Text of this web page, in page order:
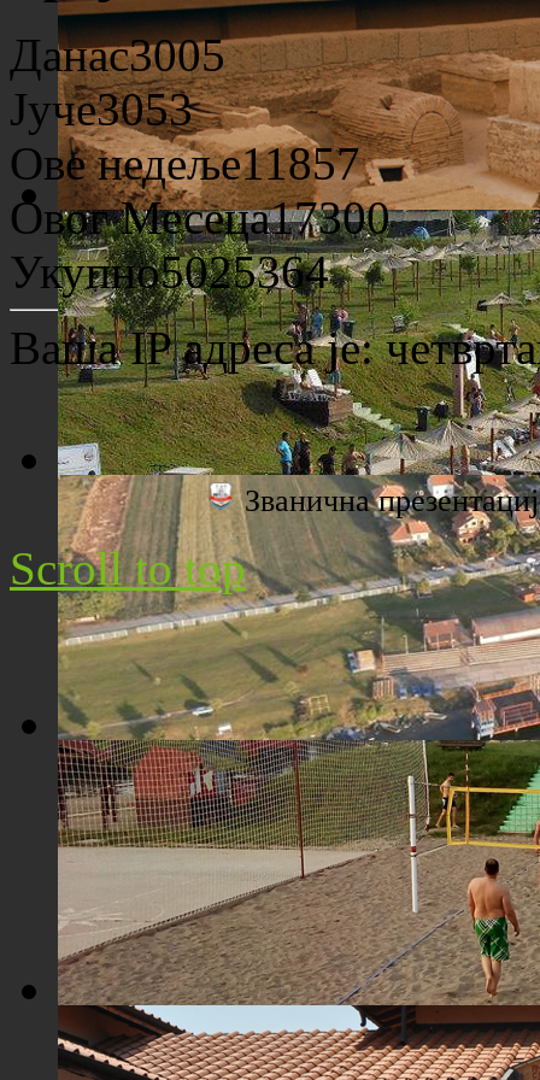
Археолошко налазиште "Viminacium"
Плажа "Топољар" - Поглед са торња
Плажа "Топољар" - Поглед из ваздуха
Плажа "Топољар" - Терени на песку
Данас3005
Јуче3053
Ове недеље11857
Овог Месеца17300
Укупно5025364
Ваша IP адреса је:
Званична
Scroll to top